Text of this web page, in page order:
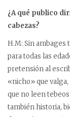
¿A qué publico
cabezas?
H.M: Sin ambages
para todas las
pretensión al
«nicho» que
que no leen
también historia,